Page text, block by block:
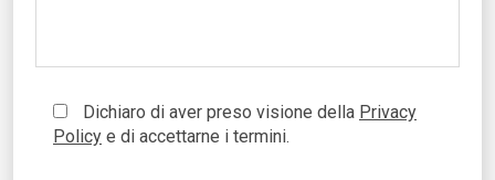
Dichiaro di aver preso visione della Privacy
Policy e di accettarne i termini.